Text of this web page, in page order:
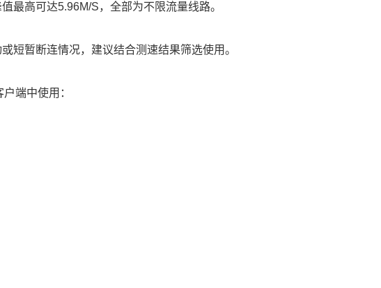
最高可达5.96M/S，全部为不限流量线路。
短暂断连情况，建议结合测速结果筛选使用。
端中使用：